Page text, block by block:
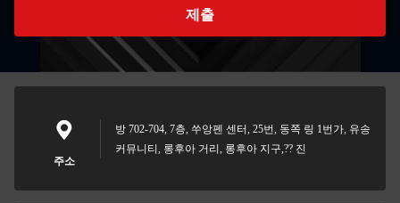
제출
주소
방 702-704, 7층, 쑤앙펜 센터, 25번, 동쪽 링 1번가, 유송
커뮤니티, 롱후아 거리, 롱후아 지구,?? 진